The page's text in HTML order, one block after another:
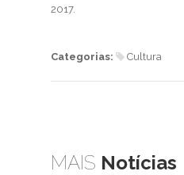
2017.
Categorias: Cultura
MAIS Notícias